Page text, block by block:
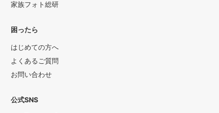
家族フォト総研
困ったら
はじめての方へ
よくあるご質問
お問い合わせ
公式SNS